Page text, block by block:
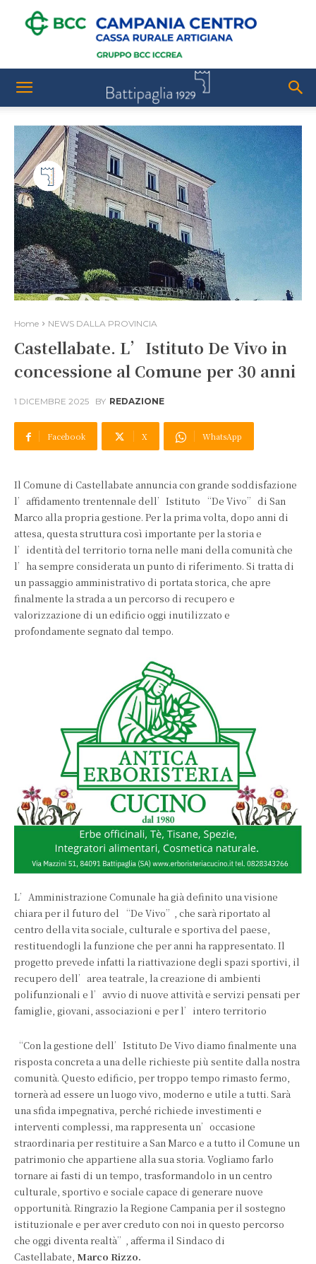
Home NEWS DALLA PROVINCIA
Castellabate. L’Istituto De Vivo in
concessione al Comune per 30 anni
1 DICEMBRE 2025 BY REDAZIONE
Facebook X WhatsApp
Il Comune di Castellabate annuncia con grande soddisfazione
l’affidamento trentennale dell’Istituto “De Vivo” di San
Marco alla propria gestione. Per la prima volta, dopo anni di
attesa, questa struttura così importante per la storia e
l’identità del territorio torna nelle mani della comunità che
l’ha sempre considerata un punto di riferimento. Si tratta di
un passaggio amministrativo di portata storica, che apre
finalmente la strada a un percorso di recupero e
valorizzazione di un edificio oggi inutilizzato e
profondamente segnato dal tempo.
L’Amministrazione Comunale ha già definito una visione
chiara per il futuro del “De Vivo”, che sarà riportato al
centro della vita sociale, culturale e sportiva del paese,
restituendogli la funzione che per anni ha rappresentato. Il
progetto prevede infatti la riattivazione degli spazi sportivi, il
recupero dell’area teatrale, la creazione di ambienti
polifunzionali e l’avvio di nuove attività e servizi pensati per
famiglie, giovani, associazioni e per l’intero territorio
“Con la gestione dell’Istituto De Vivo diamo finalmente una
risposta concreta a una delle richieste più sentite dalla nostra
comunità. Questo edificio, per troppo tempo rimasto fermo,
tornerà ad essere un luogo vivo, moderno e utile a tutti. Sarà
una sfida impegnativa, perché richiede investimenti e
interventi complessi, ma rappresenta un’occasione
straordinaria per restituire a San Marco e a tutto il Comune un
patrimonio che appartiene alla sua storia. Vogliamo farlo
tornare ai fasti di un tempo, trasformandolo in un centro
culturale, sportivo e sociale capace di generare nuove
opportunità. Ringrazio la Regione Campania per il sostegno
istituzionale e per aver creduto con noi in questo percorso
che oggi diventa realtà”, afferma il Sindaco di
Castellabate, Marco Rizzo.